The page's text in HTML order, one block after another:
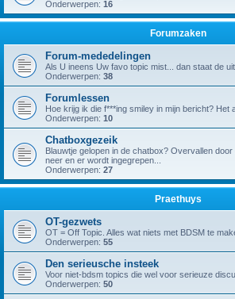
Onderwerpen: 16
Forumzaken
Forum-mededelingen
Als U ineens Uw favo topic mist... dan staat de
Onderwerpen: 38
Forumlessen
Hoe krijg ik die f***ing smiley in mijn bericht? Het
Onderwerpen: 10
Chatboxgezeik
Blauwtje gelopen in de chatbox? Overvallen
neer en er wordt ingegrepen...
Onderwerpen: 27
Praethuys
OT-gezwets
OT = Off Topic. Alles wat niets met BDSM te
Onderwerpen: 55
Den serieusche insteek
Voor niet-bdsm topics die wel voor serieuze
Onderwerpen: 50